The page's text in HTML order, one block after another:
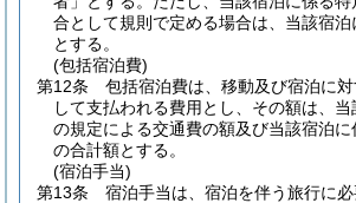
合として規則で定める場合は、当該宿
とする。
(包括宿泊費)
第12条
包括宿泊費は、移動及び宿泊に
して支払われる費用とし、その額は、
の規定による交通費の額及び当該宿泊
の合計額とする。
(宿泊手当)
第13条
宿泊手当は、宿泊を伴う旅行に